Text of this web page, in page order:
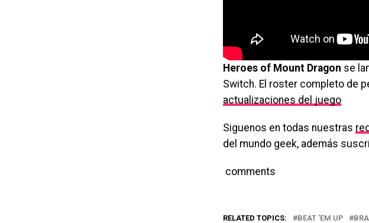
Heroes of Mount Dragon se
Switch. El roster completo de
actualizaciones del juego
Siguenos en todas nuestras
del mundo geek, además
comments
RELATED TOPICS: BEAT 'EM UP